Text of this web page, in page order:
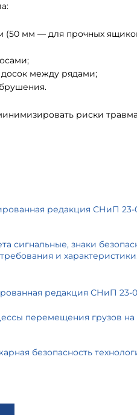
(50 мм — для прочных
между рядами;
риски
редакция СНиП
сигнальные, знаки
и
редакция СНиП 23-
перемещения грузов
безопасность